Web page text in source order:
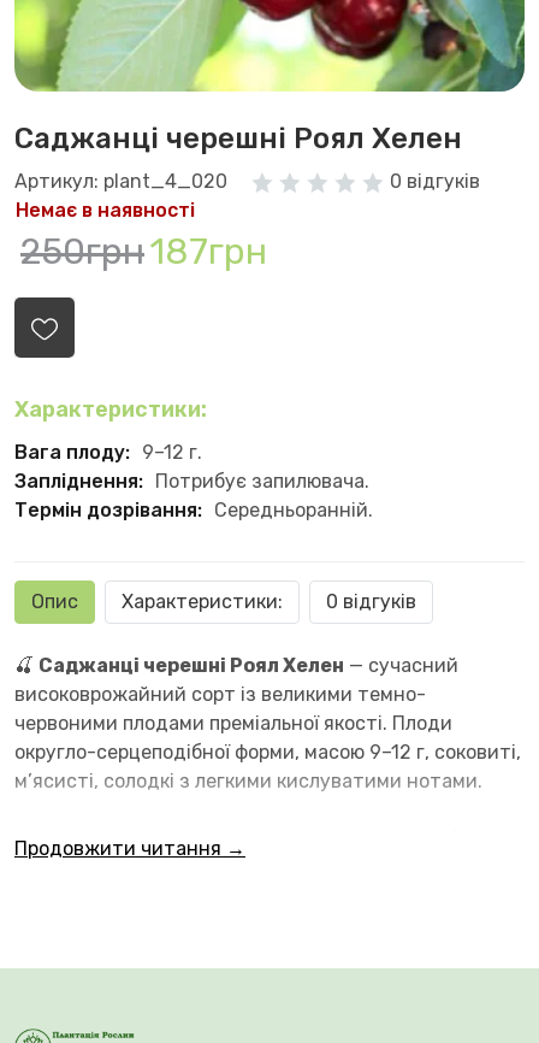
Саджанці черешні Роял Хелен
Артикул: plant_4_020
0 відгуків
Немає в наявності
250грн187грн
Характеристики:
Вага плоду: 9–12 г.
Запліднення: Потрибує запилювача.
Термін дозрівання: Середньоранній.
Опис Характеристики: 0 відгуків
🍒 Саджанці черешні Роял Хелен — сучасний
високоврожайний сорт із великими темно-
червоними плодами преміальної якості. Плоди
округло-серцеподібної форми, масою 9–12 г, соковиті,
м’ясисті, солодкі з легкими кислуватими нотами.
Продовжити читання →